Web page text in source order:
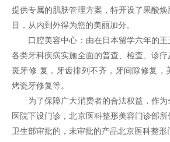
提供专属的肌肤管理方案，特开设了果酸
目，从内到外得为您的美丽加分。
口腔美容中心：由在日本留学六年的王
各类牙科疾病实施全面的普查、检查、诊
斑牙修 复，牙齿排列不齐，牙间隙修复，
烤瓷牙修复等。
为了保障广大消费者的合法权益，作为
医院下设门诊，北京医科整形美容门诊部
卫生部审批的，未审批的产品北京医科整形